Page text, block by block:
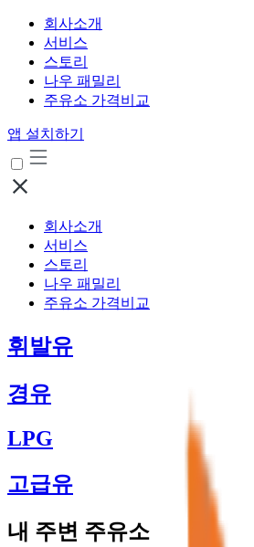
회사소개
서비스
스토리
나우 패밀리
주유소 가격비교
앱 설치하기
회사소개
서비스
스토리
나우 패밀리
주유소 가격비교
휘발유
경유
LPG
고급유
내 주변 주유소